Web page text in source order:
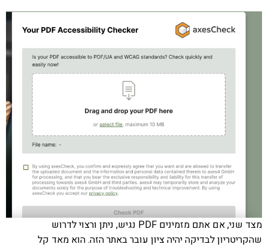
מצד שני, אם אתם מזמינים PDF נגיש, ניתן ורצוי לדרוש
שהקריטריון לבדיקה יהיה ציון עובר באתר הזה. הוא מאד קל